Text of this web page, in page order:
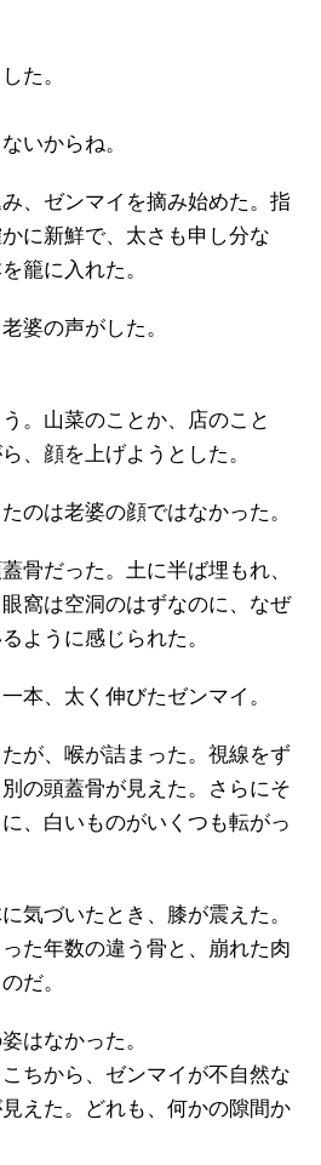
た。
いからね。
、ゼンマイを摘み始めた。指
に新鮮で、太さも申し分な
籠に入れた。
婆の声がした。
。山菜のことか、店のこと
、顔を上げようとした。
のは老婆の顔ではなかった。
骨だった。土に半ば埋もれ、
窩は空洞のはずなのに、なぜ
ように感じられた。
本、太く伸びたゼンマイ。
が、喉が詰まった。視線をず
の頭蓋骨が見えた。さらにそ
、白いものがいくつも転がっ
気づいたとき、膝が震えた。
た年数の違う骨と、崩れた肉
だ。
はなかった。
ちから、ゼンマイが不自然な
えた。どれも、何かの隙間か